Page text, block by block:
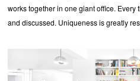
works together in one giant office.
and discussed. Uniqueness is greatly